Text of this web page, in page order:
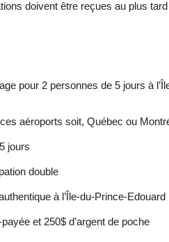
doivent être reçues au plus
pour 2 personnes de 5 jours à
aéroports soit, Québec ou
jours
double
à l’Île-du-Prince-Edouard
et 250$ d’argent de poche